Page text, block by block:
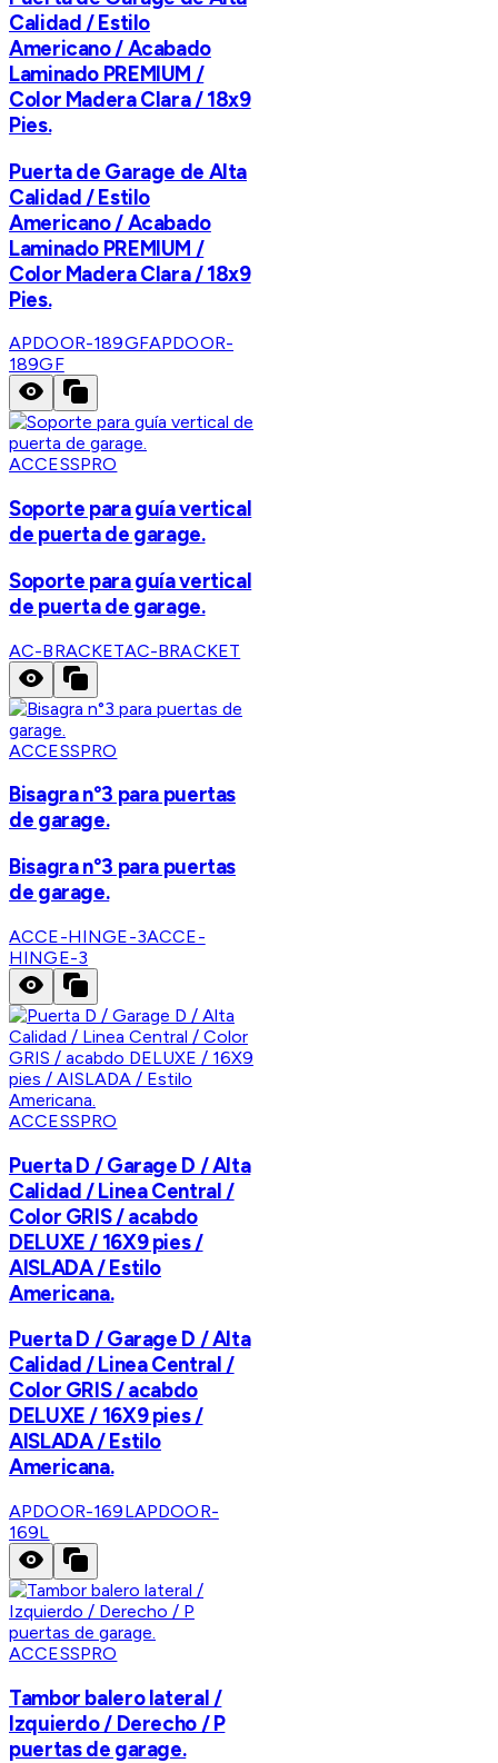
Calidad / Estilo
Americano / Acabado
Laminado PREMIUM /
Color Madera Clara / 18x9
Pies.
Puerta de Garage de Alta
Calidad / Estilo
Americano / Acabado
Laminado PREMIUM /
Color Madera Clara / 18x9
Pies.
APDOOR-189GFAPDOOR-
189GF
ACCESSPRO
Soporte para guía vertical
de puerta de garage.
Soporte para guía vertical
de puerta de garage.
AC-BRACKETAC-BRACKET
ACCESSPRO
Bisagra n°3 para puertas
de garage.
Bisagra n°3 para puertas
de garage.
ACCE-HINGE-3ACCE-
HINGE-3
ACCESSPRO
Puerta D / Garage D / Alta
Calidad / Linea Central /
Color GRIS / acabdo
DELUXE / 16X9 pies /
AISLADA / Estilo
Americana.
Puerta D / Garage D / Alta
Calidad / Linea Central /
Color GRIS / acabdo
DELUXE / 16X9 pies /
AISLADA / Estilo
Americana.
APDOOR-169LAPDOOR-
169L
ACCESSPRO
Tambor balero lateral /
Izquierdo / Derecho / P
puertas de garage.